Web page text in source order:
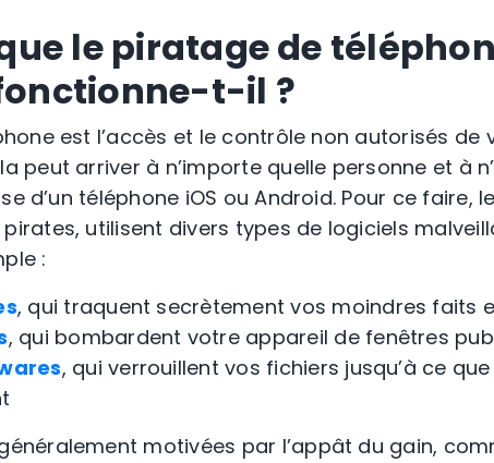
le piratage de
t-il ?
est l’accès et le contrôle non autorisés
peut arriver à n’importe quelle personne et à
d’un téléphone iOS ou Android. Pour ce faire,
utilisent divers types de logiciels
:
, qui traquent secrètement vos moindres faits
, qui bombardent votre appareil de fenêtres
, qui verrouillent vos fichiers jusqu’à ce
motivées par l’appât du gain,